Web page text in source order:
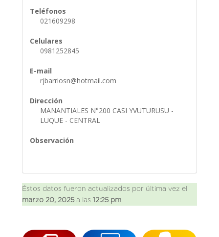
Teléfonos
021609298
Celulares
0981252845
E-mail
rjbarriosn@hotmail.com
Dirección
MANANTIALES N°200 CASI YVUTURUSU -
LUQUE - CENTRAL
Observación
Éstos datos fueron actualizados por última vez el
marzo 20, 2025a las 12:25 pm.